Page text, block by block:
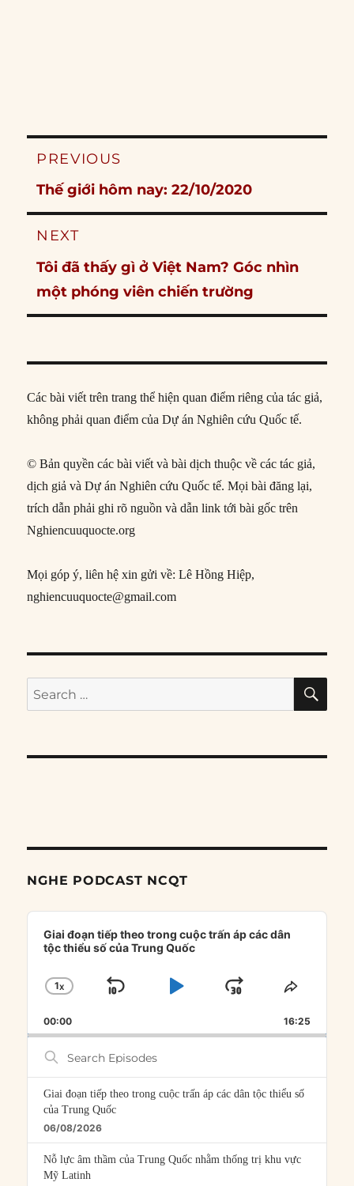
Post
PREVIOUS
Previous
post:
Thế giới hôm nay: 22/10/2020
NEXT
Next
post:
Tôi đã thấy gì ở Việt Nam? Góc nhìn
một phóng viên chiến trường
Các bài viết trên trang thể hiện quan điểm riêng của tác giả,
không phải quan điểm của Dự án Nghiên cứu Quốc tế.
© Bản quyền các bài viết và bài dịch thuộc về các tác giả,
dịch giả và Dự án Nghiên cứu Quốc tế. Mọi bài đăng lại,
trích dẫn phải ghi rõ nguồn và dẫn link tới bài gốc trên
Nghiencuuquocte.org
Mọi góp ý, liên hệ xin gửi về: Lê Hồng Hiệp,
nghiencuuquocte@gmail.com
Search
for:
NGHE PODCAST NCQT
Audio
Player
Giai đoạn tiếp theo trong cuộc trấn áp các dân
tộc thiểu số của Trung Quốc
CHANGE
RATE
1X
SKIP
PLAYJUMP
FORWARD
SHARE
00:00 16:25
Search
Episodes
Giai đoạn tiếp theo trong cuộc trấn áp các dân tộc thiểu số
của Trung Quốc
06/08/2026
Nỗ lực âm thầm của Trung Quốc nhằm thống trị khu vực
Mỹ Latinh